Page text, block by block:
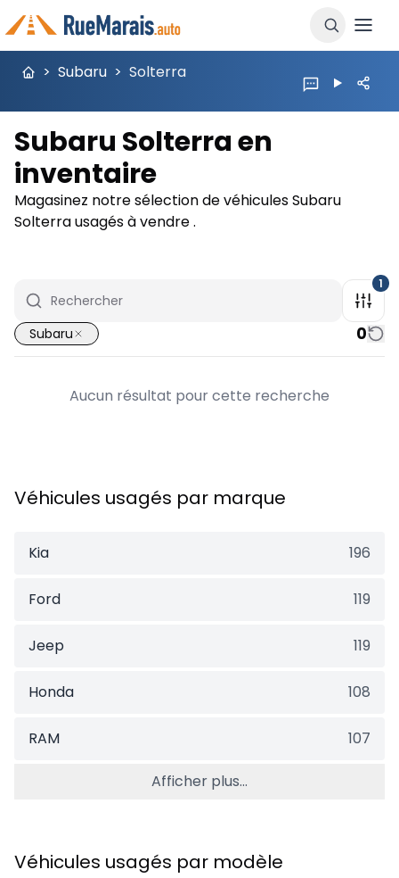
> Subaru > Solterra
Subaru Solterra en
inventaire
Magasinez notre sélection de véhicules Subaru
Solterra usagés à vendre .
1
Subaru 0
Aucun résultat pour cette recherche
Véhicules usagés par marque
Kia 196
Ford 119
Jeep 119
Honda 108
RAM 107
Afficher plus...
Véhicules usagés par modèle